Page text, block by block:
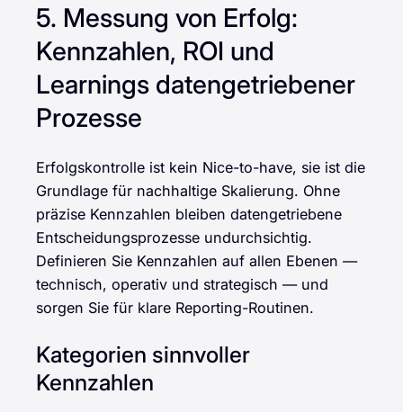
5. Messung von Erfolg:
Kennzahlen, ROI und
Learnings datengetriebener
Prozesse
Erfolgskontrolle ist kein Nice-to-have, sie ist die
Grundlage für nachhaltige Skalierung. Ohne
präzise Kennzahlen bleiben datengetriebene
Entscheidungsprozesse undurchsichtig.
Definieren Sie Kennzahlen auf allen Ebenen —
technisch, operativ und strategisch — und
sorgen Sie für klare Reporting-Routinen.
Kategorien sinnvoller
Kennzahlen